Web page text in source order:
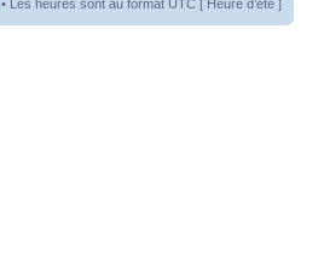
• Les heures sont au format UTC [ Heure d’été ]